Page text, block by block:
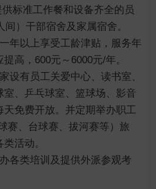
标准工作餐和设备齐全的员
）干部宿舍及家属宿舍。
年以上享受工龄津贴，服务年
高，600元～6000元/年。
设有员工关爱中心、读书室、
、乒乓球室、篮球场、影音
天免费开放。并定期举办职工
赛、台球赛、拔河赛等）旅
活动。
各类培训及提供外派参观考